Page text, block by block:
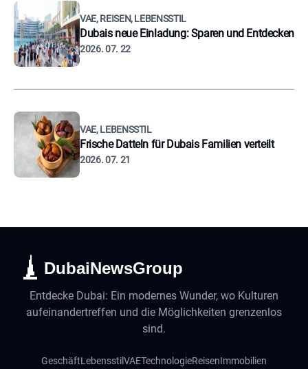
VAE, REISEN, LEBENSSTIL
Dubais neue Einladung: Sparen und Entdecken
2026. 07. 22
VAE, LEBENSSTIL
Frische Datteln für Dubais Familien verteilt
2026. 07. 21
DubaiNewsGroup
Entdecke Dubai: Ein modernes Wunder, wo Kulturen
aufeinandertreffen und die Möglichkeiten grenzenlos
sind.
GeschäftLebensstilVAETechnologieReisenImmobilien